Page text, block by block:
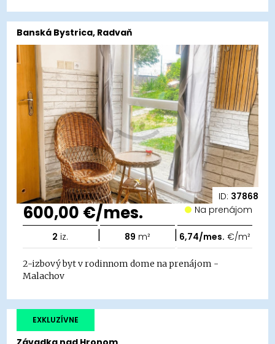
ID: 37868
Banská Bystrica, Radvaň
600,00 €/mes. Na prenájom
2 iz. | 89 m² | 6,74/mes. €/m²
2-izbový byt v rodinnom dome na prenájom -
Malachov
EXKLUZÍVNE